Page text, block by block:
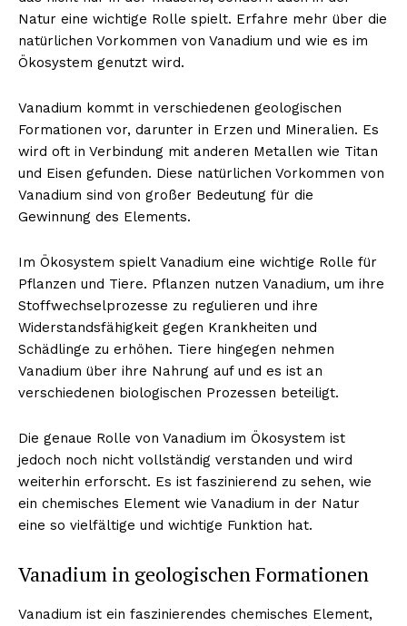
Inhalte
Natur eine wichtige Rolle spielt. Erfahre mehr über die
natürlichen Vorkommen von Vanadium und wie es im
Ökosystem genutzt wird.
Vanadium kommt in verschiedenen geologischen
Formationen vor, darunter in Erzen und Mineralien. Es
wird oft in Verbindung mit anderen Metallen wie Titan
und Eisen gefunden. Diese natürlichen Vorkommen von
Vanadium sind von großer Bedeutung für die
Gewinnung des Elements.
Im Ökosystem spielt Vanadium eine wichtige Rolle für
Pflanzen und Tiere. Pflanzen nutzen Vanadium, um ihre
Stoffwechselprozesse zu regulieren und ihre
Widerstandsfähigkeit gegen Krankheiten und
Schädlinge zu erhöhen. Tiere hingegen nehmen
Vanadium über ihre Nahrung auf und es ist an
verschiedenen biologischen Prozessen beteiligt.
Die genaue Rolle von Vanadium im Ökosystem ist
jedoch noch nicht vollständig verstanden und wird
weiterhin erforscht. Es ist faszinierend zu sehen, wie
ein chemisches Element wie Vanadium in der Natur
eine so vielfältige und wichtige Funktion hat.
Vanadium in geologischen Formationen
Vanadium ist ein faszinierendes chemisches Element,